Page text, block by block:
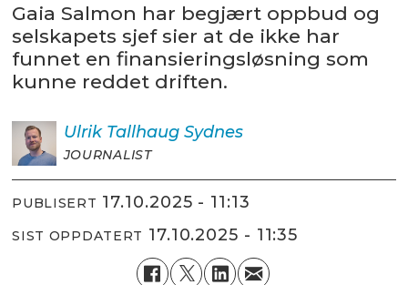
Gaia Salmon har begjært oppbud og
selskapets sjef sier at de ikke har
funnet en finansieringsløsning som
kunne reddet driften.
Ulrik Tallhaug Sydnes
JOURNALIST
PUBLISERT 17.10.2025 - 11:13
SIST OPPDATERT 17.10.2025 - 11:35